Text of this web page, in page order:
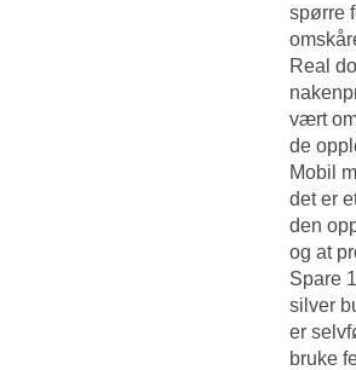
spørre
Real
vært
de
Mobil
det er
den
og at
Spare
silver
er
bruke